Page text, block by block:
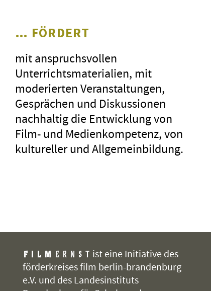
… FÖRDERT
mit anspruchsvollen
Unterrichtsmaterialien, mit
moderierten Veranstaltungen,
Gesprächen und Diskussionen
nachhaltig die Entwicklung von
Film- und Medienkompetenz, von
kultureller und Allgemeinbildung.
ist eine Initiative des
förderkreises film berlin-brandenburg
e.V. und des Landesinstituts